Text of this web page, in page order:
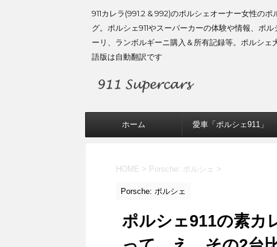
911カレラ(991.2 & 992)のポルシェオーナー女性のポ
グ。ポルシェ911やスーパーカーの体験や情報、ポル
ーリ、ランボルギーニ購入＆所有記録等。ポルシ
語版は自動翻訳です
ホーム 愛車「ポルシェ911」
HOME > Porsche: ポルシェ >
Porsche: ポルシェ
ポルシェ911の素カ